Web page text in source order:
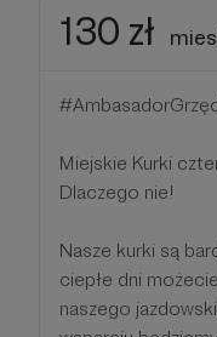
130 zł
Miejskie Kurki
Dlaczego nie!
Nasze kurki są
ciepłe dni
naszego